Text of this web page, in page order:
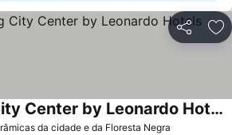
Partilhar
da cidade e da Floresta Negra
Hotel Freiburg City Center by Leonardo Hotels